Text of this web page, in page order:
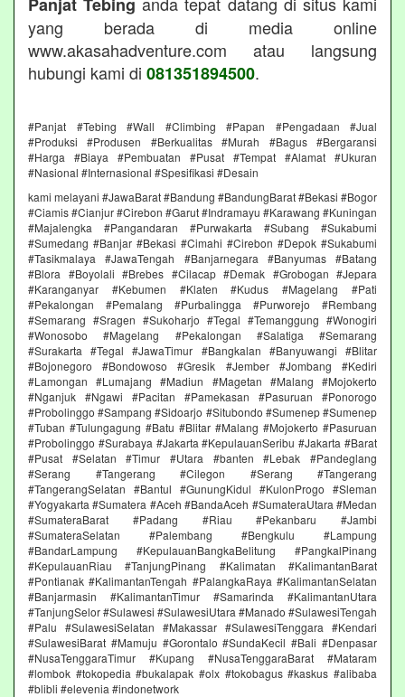
yang berada di media online
www.akasahadventure.com atau langsung
hubungi kami di 081351894500.
#Panjat #Tebing #Wall #Climbing #Papan #Pengadaan #Jual
#Produksi #Produsen #Berkualitas #Murah #Bagus #Bergaransi
#Harga #Biaya #Pembuatan #Pusat #Tempat #Alamat #Ukuran
#Nasional #Internasional #Spesifikasi #Desain
kami melayani #JawaBarat #Bandung #BandungBarat #Bekasi #Bogor
#Ciamis #Cianjur #Cirebon #Garut #Indramayu #Karawang #Kuningan
#Majalengka #Pangandaran #Purwakarta #Subang #Sukabumi
#Sumedang #Banjar #Bekasi #Cimahi #Cirebon #Depok #Sukabumi
#Tasikmalaya #JawaTengah #Banjarnegara #Banyumas #Batang
#Blora #Boyolali #Brebes #Cilacap #Demak #Grobogan #Jepara
#Karanganyar #Kebumen #Klaten #Kudus #Magelang #Pati
#Pekalongan #Pemalang #Purbalingga #Purworejo #Rembang
#Semarang #Sragen #Sukoharjo #Tegal #Temanggung #Wonogiri
#Wonosobo #Magelang #Pekalongan #Salatiga #Semarang
#Surakarta #Tegal #JawaTimur #Bangkalan #Banyuwangi #Blitar
#Bojonegoro #Bondowoso #Gresik #Jember #Jombang #Kediri
#Lamongan #Lumajang #Madiun #Magetan #Malang #Mojokerto
#Nganjuk #Ngawi #Pacitan #Pamekasan #Pasuruan #Ponorogo
#Probolinggo #Sampang #Sidoarjo #Situbondo #Sumenep #Sumenep
#Tuban #Tulungagung #Batu #Blitar #Malang #Mojokerto #Pasuruan
#Probolinggo #Surabaya #Jakarta #KepulauanSeribu #Jakarta #Barat
#Pusat #Selatan #Timur #Utara #banten #Lebak #Pandeglang
#Serang #Tangerang #Cilegon #Serang #Tangerang
#TangerangSelatan #Bantul #GunungKidul #KulonProgo #Sleman
#Yogyakarta #Sumatera #Aceh #BandaAceh #SumateraUtara #Medan
#SumateraBarat #Padang #Riau #Pekanbaru #Jambi
#SumateraSelatan #Palembang #Bengkulu #Lampung
#BandarLampung #KepulauanBangkaBelitung #PangkalPinang
#KepulauanRiau #TanjungPinang #Kalimatan #KalimantanBarat
#Pontianak #KalimantanTengah #PalangkaRaya #KalimantanSelatan
#Banjarmasin #KalimantanTimur #Samarinda #KalimantanUtara
#TanjungSelor #Sulawesi #SulawesiUtara #Manado #SulawesiTengah
#Palu #SulawesiSelatan #Makassar #SulawesiTenggara #Kendari
#SulawesiBarat #Mamuju #Gorontalo #SundaKecil #Bali #Denpasar
#NusaTenggaraTimur #Kupang #NusaTenggaraBarat #Mataram
#lombok #tokopedia #bukalapak #olx #tokobagus #kaskus #alibaba
#blibli #elevenia #indonetwork